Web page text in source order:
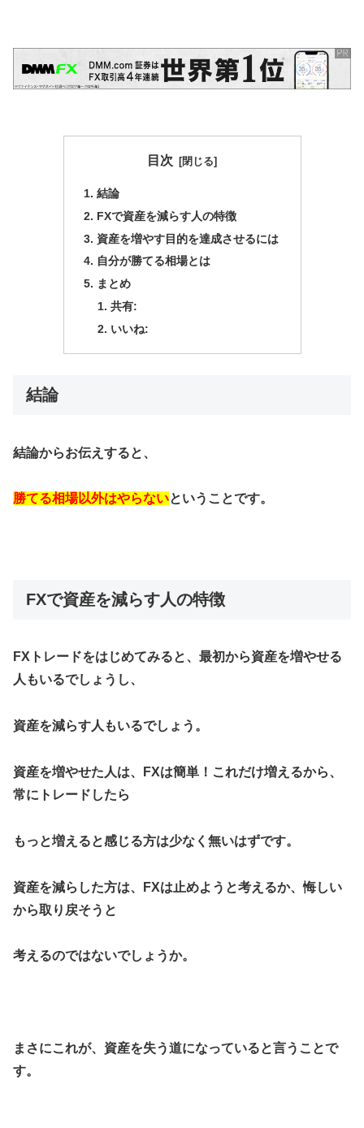
目次
結論
FXで資産を減らす人の特徴
資産を増やす目的を達成させるには
自分が勝てる相場とは
まとめ
共有:
いいね:
結論
結論からお伝えすると、
勝てる相場以外はやらないということです。
FXで資産を減らす人の特徴
FXトレードをはじめてみると、最初から資産を増やせる
人もいるでしょうし、
資産を減らす人もいるでしょう。
資産を増やせた人は、FXは簡単！これだけ増えるから、
常にトレードしたら
もっと増えると感じる方は少なく無いはずです。
資産を減らした方は、FXは止めようと考えるか、悔しい
から取り戻そうと
考えるのではないでしょうか。
まさにこれが、資産を失う道になっていると言うことで
す。